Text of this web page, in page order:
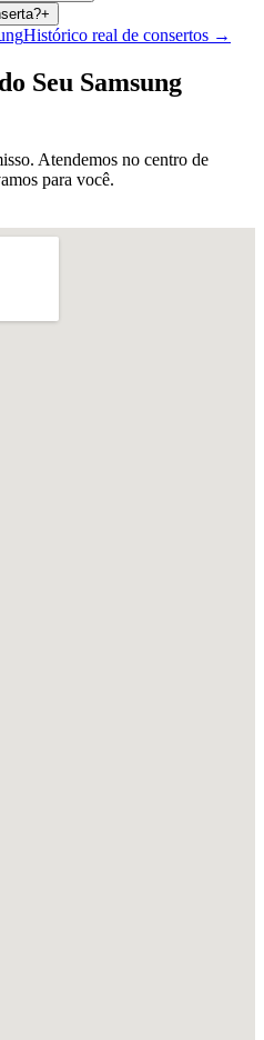
+
Histórico real de consertos →
Seu Samsung
Atendemos no centro de
para você.